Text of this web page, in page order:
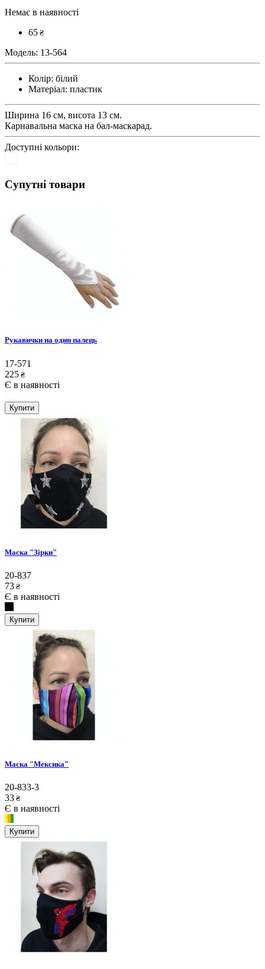
Немає в наявності
65 ₴
Модель: 13-564
Колір: білий
Матеріал: пластик
Ширина 16 см, висота 13 см.
Карнавальна маска на бал-маскарад.
Доступні кольори:
Супутні товари
Рукавички на один палець
17-571
225 ₴
Є в наявності
Купити
Маска "Зірки"
20-837
73 ₴
Є в наявності
Купити
Маска "Мексика"
20-833-3
33 ₴
Є в наявності
Купити